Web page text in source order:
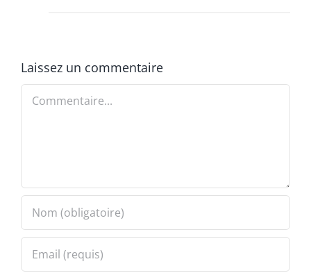
Laissez un commentaire
Commentaire